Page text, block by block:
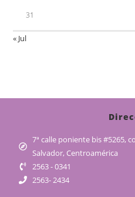
31
« Jul
7ª calle poniente bis #5265,
Salvador, Centroamérica
2563 - 0341
2563- 2434